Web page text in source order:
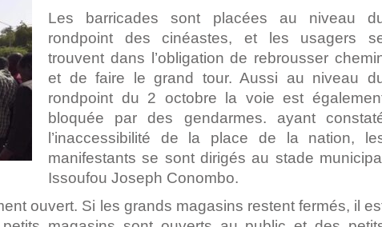
Les barricades sont placées au niveau
rondpoint des cinéastes, et les usagers
trouvent dans l’obligation de rebrousser
et de faire le grand tour. Aussi au niveau
rondpoint du 2 octobre la voie est
bloquée par des gendarmes. ayant
l’inaccessibilité de la place de la nation,
manifestants se sont dirigés au stade
Issoufou Joseph Conombo.
ouvert. Si les grands magasins restent fermés, il